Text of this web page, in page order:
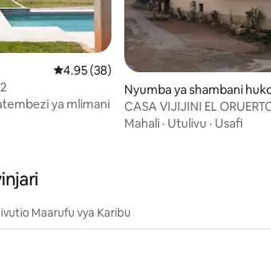
Ukadiriaji wa wastani wa 4.95 kati ya 5,
4.95 (38)
ya mlimani
Nyumba ya shambani
e
CASA VIJIJINI EL
Mahali · Utulivu · Usafi
Maarufu vya Karibu